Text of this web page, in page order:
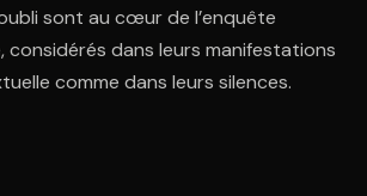
sont au cœur de l’enquête
considérés dans leurs manifestations
comme dans leurs silences.